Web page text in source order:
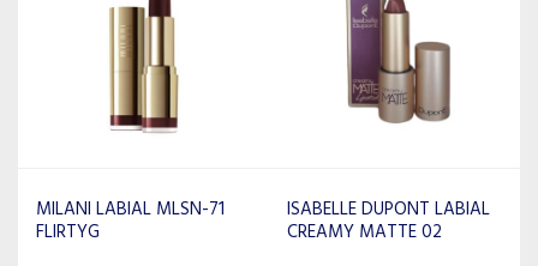
ISABELLE DUPONT LABIAL
CREAMY MATTE 02
MENOW LABIAL L502
COLOR # 06